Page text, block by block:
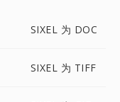
SIXEL 为 DOC
SIXEL 为 TIFF